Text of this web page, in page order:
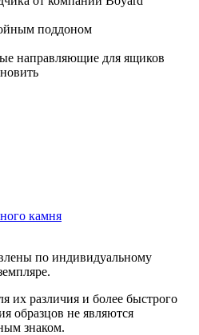
поддоном
направляющие для ящиков
камня
по индивидуальному
их различия и более быстрого
образцов не являются
знаком.